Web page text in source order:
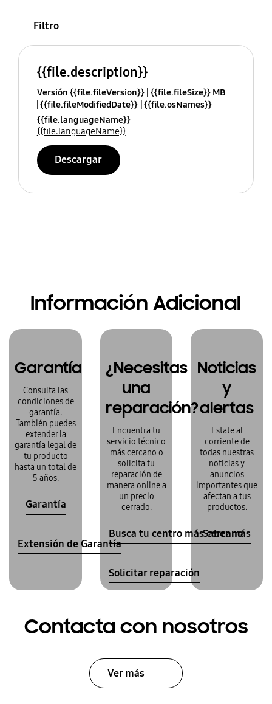
Filtro
{{file.description}}
Versión {{file.fileVersion}} {{file.fileSize}} MB
{{file.fileModifiedDate}} {{file.osNames}}
{{file.languageName}}
{{file.languageName}}
Descargar
Información Adicional
Garantía
Consulta las
condiciones de
garantía.
También puedes
extender la
garantía legal de
tu producto
hasta un total de
5 años.
Garantía
Extensión de Garantía
¿Necesitas
una
reparación?
Encuentra tu
servicio técnico
más cercano o
solicita tu
reparación de
manera online a
un precio
cerrado.
Busca tu centro más cercano
Solicitar reparación
Noticias
y
alertas
Estate al
corriente de
todas nuestras
noticias y
anuncios
importantes que
afectan a tus
productos.
Saber más
Contacta con nosotros
Ver más